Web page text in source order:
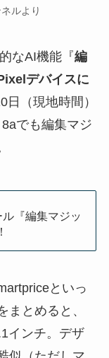
ルより
なAI機能『編
デバイスに
（現地時間）
でも編集マジ
『編集マジッ
といっ
まとめると、
インチ。デザ